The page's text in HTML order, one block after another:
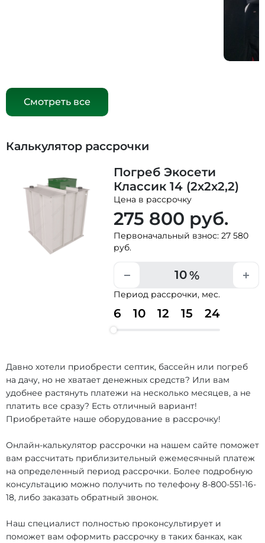
Смотреть все
Калькулятор рассрочки
Погреб Экосети
Классик 14 (2х2х2,2)
Цена в рассрочку
275 800 руб.
Первоначальный взнос: 27 580
руб.
%
Период рассрочки, мес.
6 10 12 15 24
Давно хотели приобрести септик, бассейн или погреб
на дачу, но не хватает денежных средств? Или вам
удобнее растянуть платежи на несколько месяцев, а не
платить все сразу? Есть отличный вариант!
Приобретайте наше оборудование в рассрочку!
Онлайн-калькулятор рассрочки на нашем сайте поможет
вам рассчитать приблизительный ежемесячный платеж
на определенный период рассрочки. Более подробную
консультацию можно получить по телефону 8-800-551-16-
18, либо заказать обратный звонок.
Наш специалист полностью проконсультирует и
поможет вам оформить рассрочку в таких банках, как